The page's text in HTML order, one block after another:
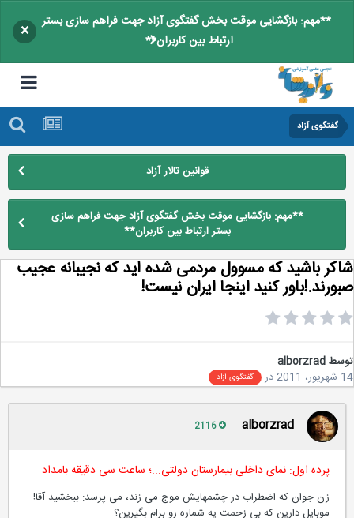
**مهم: بازگشایی موقت بخش گفتگوی آزاد جهت فراهم سازی بستر
ارتباط بین کاربران**
×
گفتگوی آزاد
قوانین تالار آزاد
**مهم: بازگشایی موقت بخش گفتگوی آزاد جهت فراهم سازی
بستر ارتباط بین کاربران**
باشید كه مسوول مردمی شده اید كه نجیبانه عجیب
كنید اینجا ایران نیست!
alborzrad
در گفتگوی آزاد
alborzrad
پرده اول: نمای داخلی بیمارستان دولتی...؛ ساعت سی دقیقه بامداد
زن جوان كه اضطراب در چشمهایش موج می زند، می پرسد: ببخشید آقا!
موبایل دارین كه بی زحمت یه شماره رو برام بگیرین؟